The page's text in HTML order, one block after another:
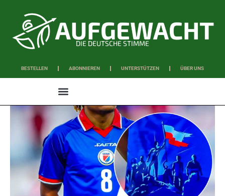
DIE DEUTSCHE STIMME
BESTELLEN ABONNIEREN UNTERSTÜTZEN ÜBER UNS